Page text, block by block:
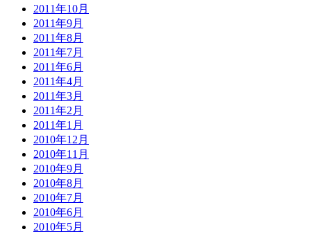
2011年10月
2011年9月
2011年8月
2011年7月
2011年6月
2011年4月
2011年3月
2011年2月
2011年1月
2010年12月
2010年11月
2010年9月
2010年8月
2010年7月
2010年6月
2010年5月